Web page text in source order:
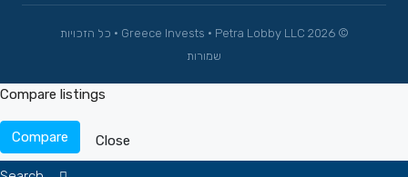
© 2026 Greece Invests · Petra Lobby LLC · כל הזכויות
שמורות
Compare listings
Compare Close